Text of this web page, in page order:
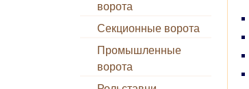
ворота
Секционные ворота
Промышленные
ворота